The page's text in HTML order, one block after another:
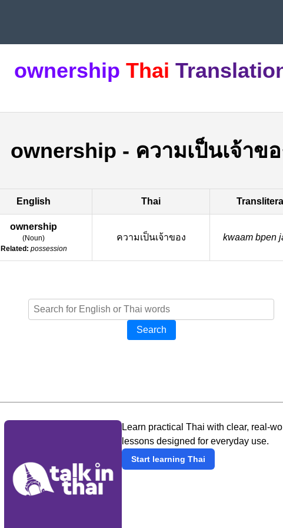
ownership Thai
ownership - ความเป็นเจ้าข
English Thai
ownership
(Noun)
Related: possession
ความเป็นเจ้าของ kwaam bpen
Search
Learn practical Thai with clear, real-
lessons designed for everyday use.
Start learning Thai